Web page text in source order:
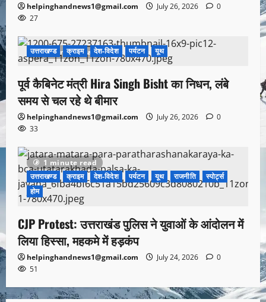
helpinghandnews1@gmail.com July 26, 2026
0
27
1 minute read
उत्तराखण्ड क्राइम देश-विदेश पर्यटन यूथ
पूर्व कैबिनेट मंत्री Hira Singh Bisht का निधन, लंबे
समय से चल रहे थे बीमार
helpinghandnews1@gmail.com July 26, 2026
0
33
1 minute read
उत्तराखण्ड
क्राइम देश-विदेश पर्यटन यूथ राजनीति
स्पोर्ट्स
होम
CJP Protest: उत्तराखंड पुलिस ने युवाओं के आंदोलन में
लिया हिस्सा, महकमे में हड़कंप
helpinghandnews1@gmail.com July 24, 2026
0
51